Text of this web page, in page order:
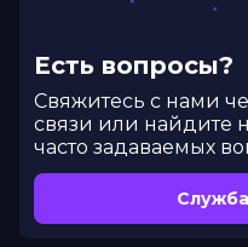
Есть вопросы?
Cвяжитесь с нами
связи или
часто задаваемых